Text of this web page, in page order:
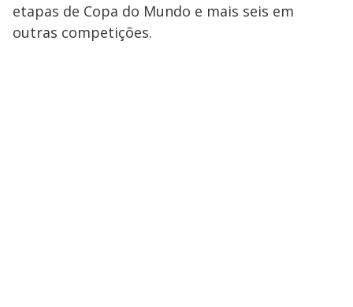
etapas de Copa do Mundo e mais seis em
outras competições.